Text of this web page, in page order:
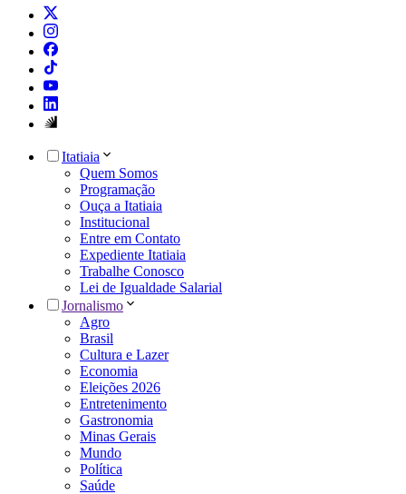
Itatiaia
Quem Somos
Programação
Ouça a Itatiaia
Institucional
Entre em Contato
Expediente Itatiaia
Trabalhe Conosco
Lei de Igualdade Salarial
Jornalismo
Agro
Brasil
Cultura e Lazer
Economia
Eleições 2026
Entretenimento
Gastronomia
Minas Gerais
Mundo
Política
Saúde